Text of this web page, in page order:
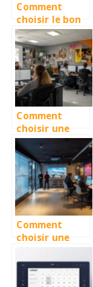
Comment
choisir le bon
prestataire
pour la
création de
site internet à
Béthune
Comment
choisir une
agence
WordPress à
Montpellier
pour
développer
votre présence
en ligne
Comment
choisir une
développemen
t de site web à